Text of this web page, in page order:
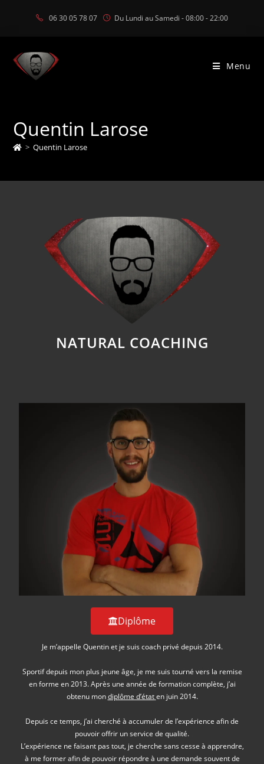
06 30 05 78 07 Du Lundi au Samedi - 08:00 - 22:00
Menu
Quentin Larose
> Quentin Larose
NATURAL COACHING
Diplôme
Je m’appelle Quentin et je suis coach privé depuis 2014.
Sportif depuis mon plus jeune âge, je me suis tourné vers la remise
en forme en 2013. Après une année de formation complète, j’ai
obtenu mondiplôme d’état en juin 2014.
Depuis ce temps, j’ai cherché à accumuler de l’expérience afin de
pouvoir offrir un service de qualité.
L’expérience ne faisant pas tout, je cherche sans cesse à apprendre,
à me former afin de pouvoir répondre à une demande souvent de